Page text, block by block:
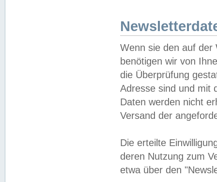
Wenn sie den auf der
benötigen wir von
die Überprüfung
Adresse sind und mit
Daten werden nicht
Versand der
Die erteilte
deren Nutzung zum
etwa über den